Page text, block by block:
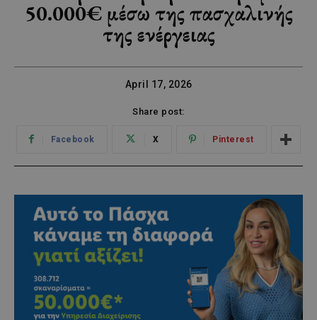
50.000€ μέσω της πασχαλινής
της ενέργειας
April 17, 2026
Share post:
Facebook X Pinterest